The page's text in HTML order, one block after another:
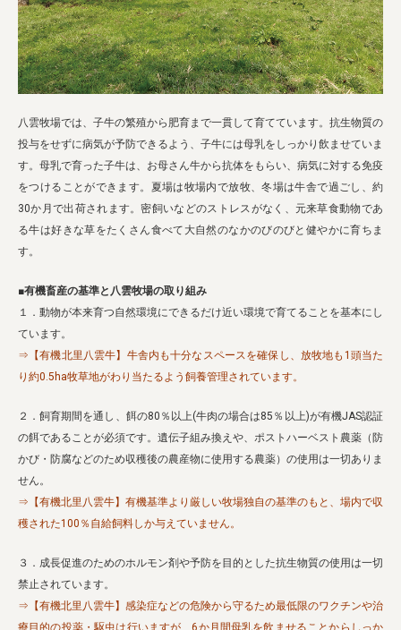
八雲牧場では、子牛の繁殖から肥育まで一貫して育てています。抗生物質の
投与をせずに病気が予防できるよう、子牛には母乳をしっかり飲ませていま
す。母乳で育った子牛は、お母さん牛から抗体をもらい、病気に対する免疫
をつけることができます。夏場は牧場内で放牧、冬場は牛舎で過ごし、約
30か月で出荷されます。密飼いなどのストレスがなく、元来草食動物であ
る牛は好きな草をたくさん食べて大自然のなかのびのびと健やかに育ちま
す。
■有機畜産の基準と八雲牧場の取り組み
１．動物が本来育つ自然環境にできるだけ近い環境で育てることを基本にし
ています。
⇒【有機北里八雲牛】牛舎内も十分なスペースを確保し、放牧地も1頭当た
り約0.5ha牧草地がわり当たるよう飼養管理されています。
２．飼育期間を通し、餌の80％以上(牛肉の場合は85％以上)が有機JAS認証
の餌であることが必須です。遺伝子組み換えや、ポストハーベスト農薬（防
かび・防腐などのため収穫後の農産物に使用する農薬）の使用は一切ありま
せん。
⇒【有機北里八雲牛】有機基準より厳しい牧場独自の基準のもと、場内で収
穫された100％自給飼料しか与えていません。
３．成長促進のためのホルモン剤や予防を目的とした抗生物質の使用は一切
禁止されています。
⇒【有機北里八雲牛】感染症などの危険から守るため最低限のワクチンや治
療目的の投薬・駆虫は行いますが、6か月間母乳を飲ませることからしっか